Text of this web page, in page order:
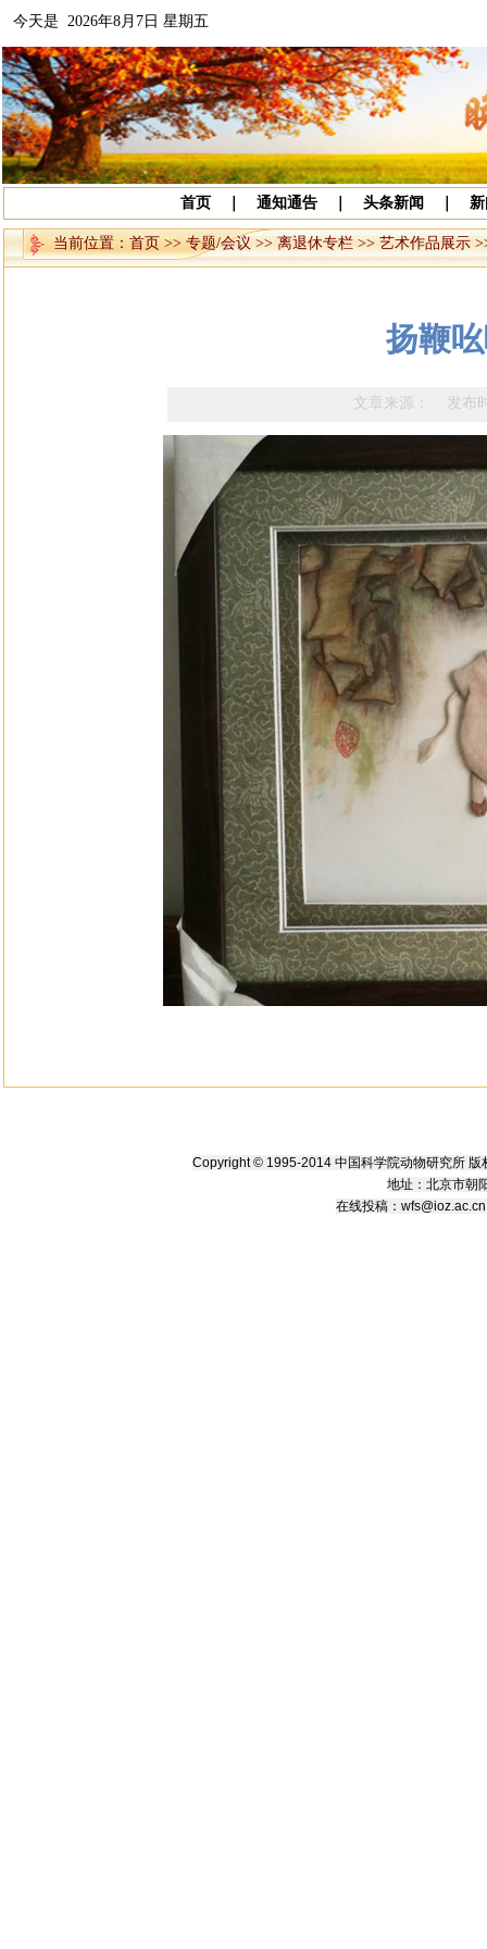
今天是 2026年8月7日 星期五
首页 通知通告 头条新闻
当前位置：首页>>专题/会议 >> 离退休专栏 >> 艺术作品展示
扬鞭
文章来源： 发布
Copyright © 1995-2014 中国科学院动物研究所
地址：北京市朝
在线投稿 ： wfs@ioz.ac.cn